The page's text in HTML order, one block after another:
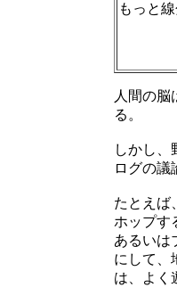
もっと
人間の脳
る。
しかし、
ログの議
たとえば
ホップす
あるいは
にして、
は、よく